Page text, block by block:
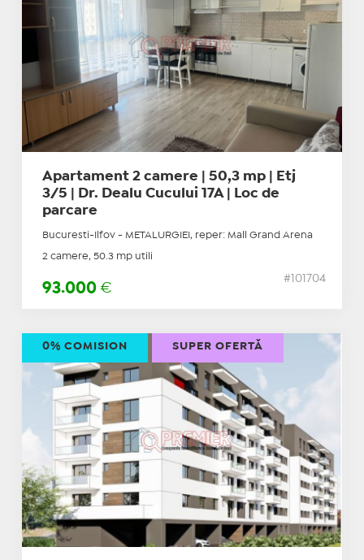
Apartament 2 camere | 50,3 mp | Etj
3/5 | Dr. Dealu Cucului 17A | Loc de
parcare
Bucuresti-Ilfov - METALURGIEI, reper: Mall Grand Arena
2 camere, 50.3 mp utili
93.000 €
#101704
0% COMISION SUPER OFERTĂ